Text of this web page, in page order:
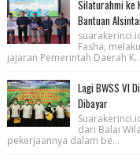
Silaturahmi ke
Bantuan
Fasha,
jajaran Pemerintah Daerah K...
Lagi BWSS VI
Dibayar
dari Balai
pekerjaannya dalam be...